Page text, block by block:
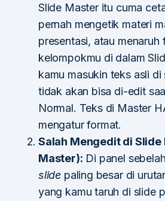
Slide Master itu cuma
pernah mengetik materi
presentasi, atau
kelompokmu di dalam
kamu masukin teks asli di
tidak akan bisa di-edit
Normal. Teks di Master
mengatur format.
Salah Mengedit di Slide
Master): Di panel
slide paling besar di
yang kamu taruh di slide